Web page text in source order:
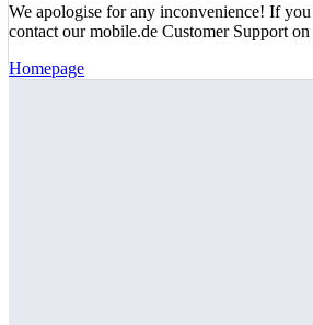
We apologise for any inconvenience! If you
contact our mobile.de Customer Support
Homepage